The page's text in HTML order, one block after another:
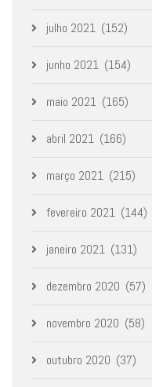
julho 2021 (152)
junho 2021 (154)
maio 2021 (165)
abril 2021 (166)
março 2021 (215)
fevereiro 2021 (144)
janeiro 2021 (131)
dezembro 2020 (57)
novembro 2020 (58)
outubro 2020 (37)